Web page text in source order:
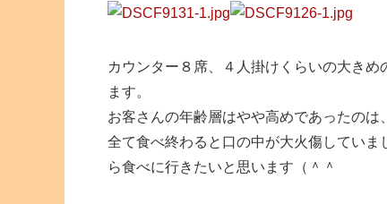
カウンター８席、４人掛けくらいの大き
ます。
お客さんの年齢層はやや高めであったのは
全て食べ終わると口の中が大火傷してい
ら食べに行きたいと思います（＾＾